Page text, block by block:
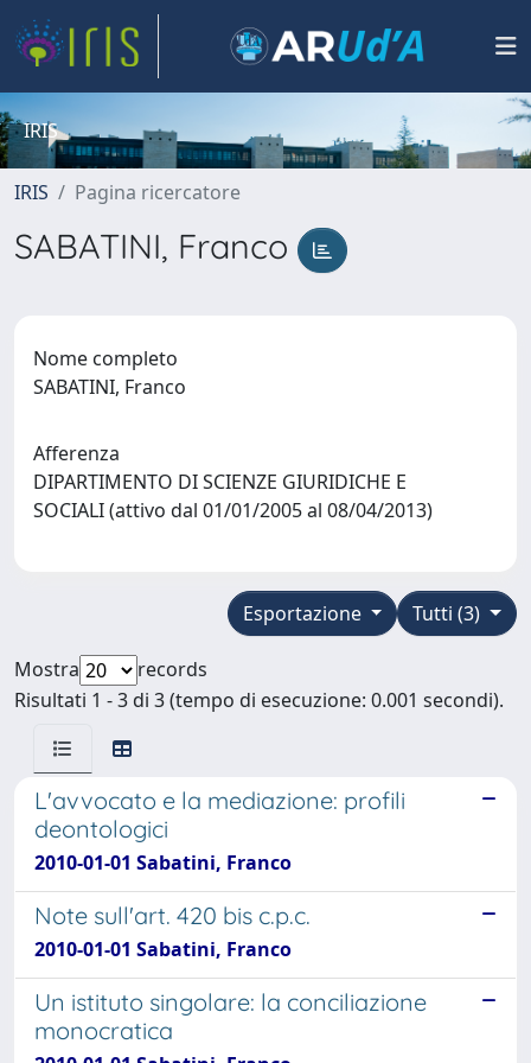
IRIS
IRIS Pagina ricercatore
SABATINI, Franco
Nome completo
SABATINI, Franco
Afferenza
DIPARTIMENTO DI SCIENZE GIURIDICHE E
SOCIALI (attivo dal 01/01/2005 al 08/04/2013)
Tutti (3)
Esportazione
Mostra
records
Risultati 1 - 3 di 3 (tempo di esecuzione: 0.001 secondi).
L'avvocato e la mediazione: profili
deontologici
2010-01-01 Sabatini, Franco
Note sull'art. 420 bis c.p.c.
2010-01-01 Sabatini, Franco
Un istituto singolare: la conciliazione
monocratica